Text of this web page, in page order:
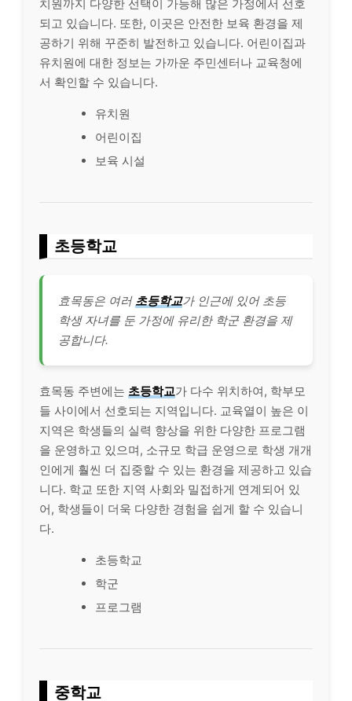
치원까지 다양한 선택이 가능해 많은 가정에서 선호
되고 있습니다. 또한, 이곳은 안전한 보육 환경을 제
공하기 위해 꾸준히 발전하고 있습니다. 어린이집과
유치원에 대한 정보는 가까운 주민센터나 교육청에
서 확인할 수 있습니다.
유치원
어린이집
보육 시설
초등학교
효목동은 여러 초등학교가 인근에 있어 초등
학생 자녀를 둔 가정에 유리한 학군 환경을 제
공합니다.
효목동 주변에는 초등학교가 다수 위치하여, 학부모
들 사이에서 선호되는 지역입니다. 교육열이 높은 이
지역은 학생들의 실력 향상을 위한 다양한 프로그램
을 운영하고 있으며, 소규모 학급 운영으로 학생 개개
인에게 훨씬 더 집중할 수 있는 환경을 제공하고 있습
니다. 학교 또한 지역 사회와 밀접하게 연계되어 있
어, 학생들이 더욱 다양한 경험을 쉽게 할 수 있습니
다.
초등학교
학군
프로그램
중학교